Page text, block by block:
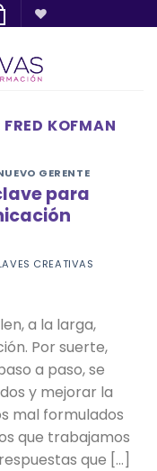
FRED KOFMAN
GERENTE
para
CREATIVAS
a la larga,
Por suerte,
a paso, se
y mejorar la
mal formulados
que trabajamos
que […]